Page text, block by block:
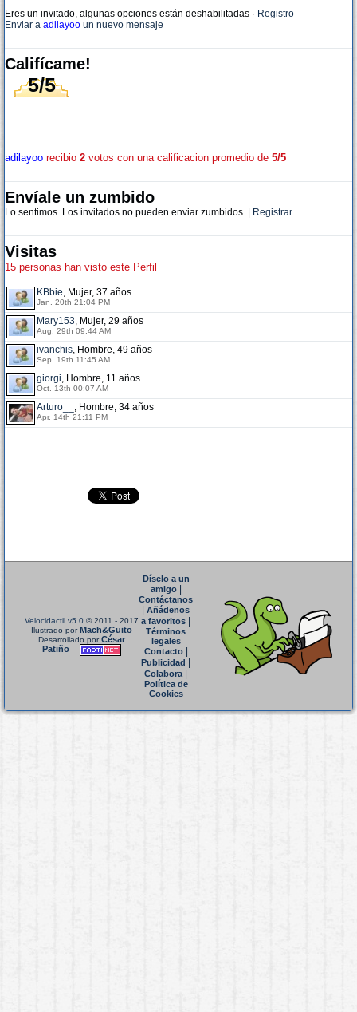
Eres un invitado, algunas opciones están deshabilitadas · Registro
Enviar a adilayoo un nuevo mensaje
Califícame!
5/5
adilayoo recibio 2 votos con una calificacion promedio de 5/5
Envíale un zumbido
Lo sentimos. Los invitados no pueden enviar zumbidos. | Registrar
Visitas
15 personas han visto este Perfil
KBbie, Mujer, 37 años
Jan. 20th 21:04 PM
Mary153, Mujer, 29 años
Aug. 29th 09:44 AM
ivanchis, Hombre, 49 años
Sep. 19th 11:45 AM
giorgi, Hombre, 11 años
Oct. 13th 00:07 AM
Arturo__ , Hombre, 34 años
Apr. 14th 21:11 PM
Velocidactil v5.0 © 2011 - 2017
Ilustrado porMach&Guito
Desarrollado porCésar
Patiño
Díselo a un
amigo|
Contáctanos
Añádenos
a favoritos
Términos
legales
Contacto|
Publicidad
Colabora|
Política de
Cookies